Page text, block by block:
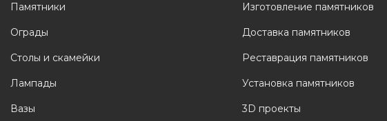
Памятники
Ограды
Столы и скамейки
Лампады
Вазы
Изготовление памятников
Доставка памятников
Реставрация памятников
Установка памятников
3D проекты